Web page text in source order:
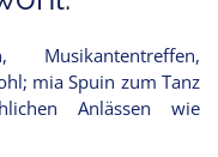
mia Spuin zum Tanz
Anlässen wie